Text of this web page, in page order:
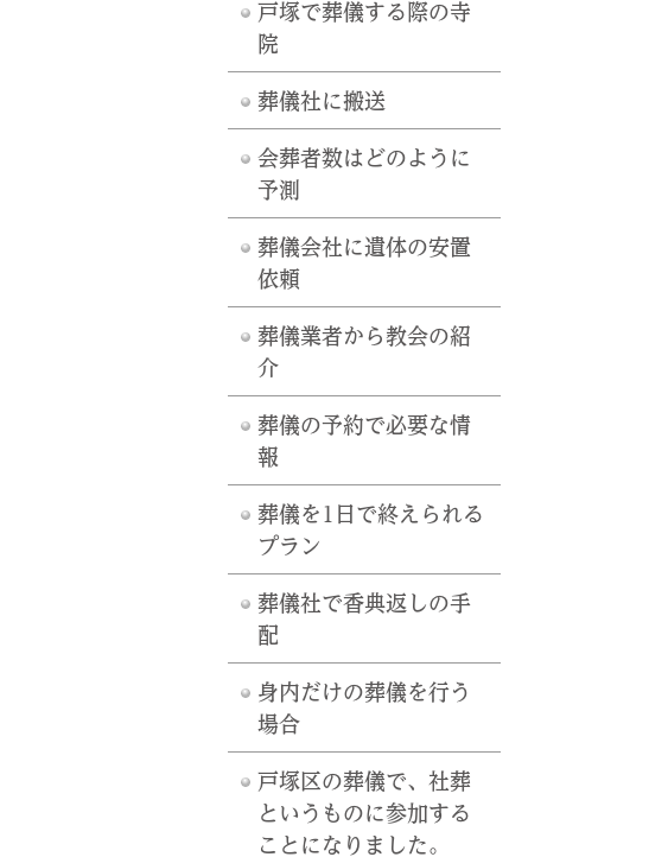
戸塚で葬儀する際の寺
院
葬儀社に搬送
会葬者数はどのように
予測
葬儀会社に遺体の安置
依頼
葬儀業者から教会の紹
介
葬儀の予約で必要な情
報
葬儀を1日で終えられる
プラン
葬儀社で香典返しの手
配
身内だけの葬儀を行う
場合
戸塚区の葬儀で、社葬
というものに参加する
ことになりました。